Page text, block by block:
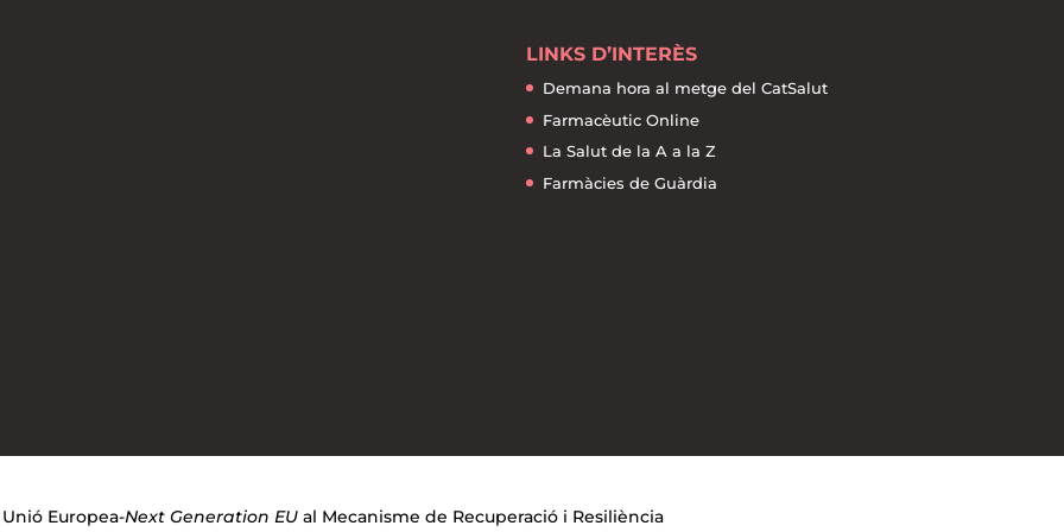
LINKS D’INTERÈS
Demana hora al metge del CatSalut
Farmacèutic Online
La Salut de la A a la Z
Farmàcies de Guàrdia
Europea-Next Generation EUal Mecanisme de Recuperació i Resiliència